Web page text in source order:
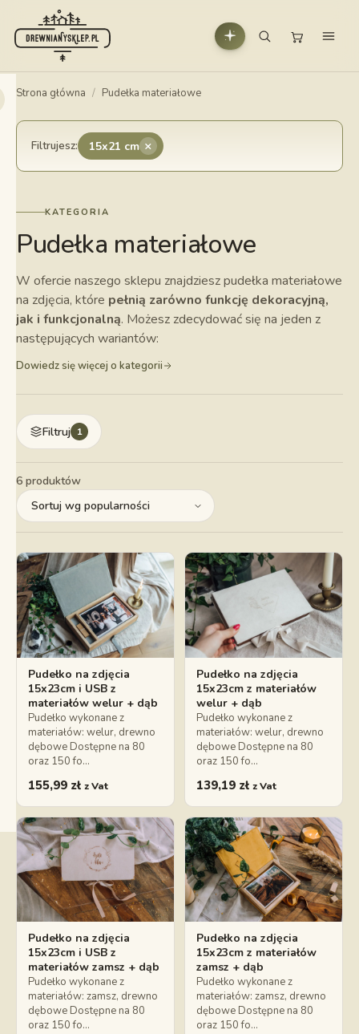
Strona główna / Pudełka materiałowe
Filtrujesz: 15x21 cm ×
KATEGORIA
Pudełka materiałowe
W ofercie naszego sklepu znajdziesz pudełka materiałowe
na zdjęcia, które pełnią zarówno funkcję dekoracyjną,
jak i funkcjonalną. Możesz zdecydować się na jeden z
następujących wariantów:
Dowiedz się więcej o kategorii
Filtruj 1
6 produktów
Pudełko na zdjęcia
15x23cm i USB z
materiałów welur + dąb
Pudełko wykonane z
materiałów: welur, drewno
dębowe Dostępne na 80
oraz 150 fo…
155,99 zł z Vat
Pudełko na zdjęcia
15x23cm z materiałów
welur + dąb
Pudełko wykonane z
materiałów: welur, drewno
dębowe Dostępne na 80
oraz 150 fo…
139,19 zł z Vat
Pudełko na zdjęcia
15x23cm i USB z
materiałów zamsz + dąb
Pudełko wykonane z
materiałów: zamsz, drewno
dębowe Dostępne na 80
oraz 150 fo…
Pudełko na zdjęcia
15x23cm z materiałów
zamsz + dąb
Pudełko wykonane z
materiałów: zamsz, drewno
dębowe Dostępne na 80
oraz 150 fo…